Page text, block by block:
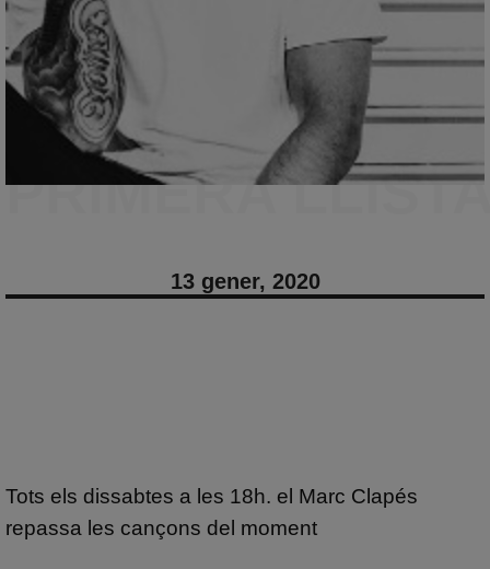
PRIMERA
13 gener, 2020
Tots els dissabtes a les 18h. el Marc Clapés
repassa les cançons del moment